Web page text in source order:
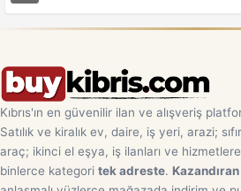
Kıbrıs'ın en güvenilir ilan ve alışveriş
Satılık ve kiralık ev, daire, iş yeri, arazi;
araç; ikinci el eşya, iş ilanları ve
binlerce kategori tek adreste.